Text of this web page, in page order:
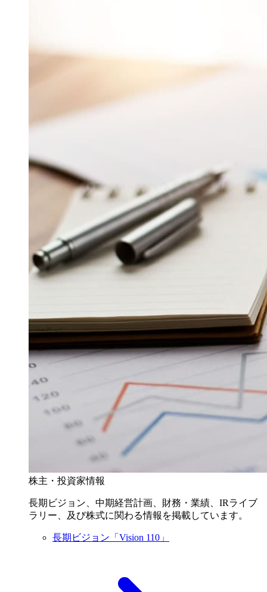
株主・投資家情報
長期ビジョン、中期経営計画、財務・業績、IRライブ
ラリー、及び株式に関わる情報を掲載しています。
長期ビジョン「Vision 110」